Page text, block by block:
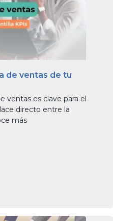
de ventas de tu
ventas es clave para el
directo entre la
más